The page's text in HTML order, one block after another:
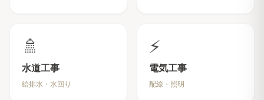
🚿
水道工事
給排水・水回り
⚡
電気工事
配線・照明